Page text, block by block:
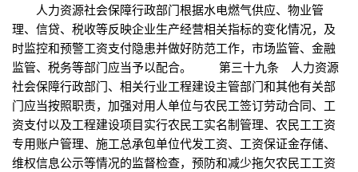
人力资源社会保障行政部门根据水电燃气供应、物业管
理、信贷、税收等反映企业生产经营相关指标的变化情况，及
时监控和预警工资支付隐患并做好防范工作，市场监管、金融
监管、税务等部门应当予以配合。 第三十九条 人力资源
社会保障行政部门、相关行业工程建设主管部门和其他有关部
门应当按照职责，加强对用人单位与农民工签订劳动合同、工
资支付以及工程建设项目实行农民工实名制管理、农民工工资
专用账户管理、施工总承包单位代发工资、工资保证金存储、
维权信息公示等情况的监督检查，预防和减少拖欠农民工工资